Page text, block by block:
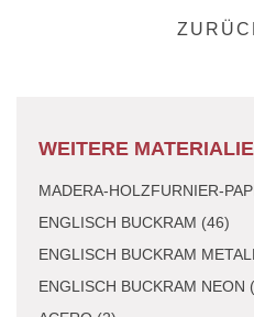
WEITERE
MADERA-HOLZFURNIER-
ENGLISCH BUCKRAM (46)
ENGLISCH BUCKRAM
ENGLISCH BUCKRAM NEON